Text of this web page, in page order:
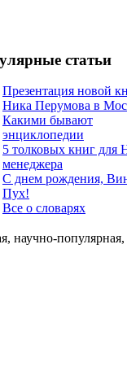
статьи
Презентация новой
Ника Перумова в
Какими бывают
энциклопедии
5 толковых книг для
менеджера
С днем рождения,
Пух!
Все о словарях
научно-